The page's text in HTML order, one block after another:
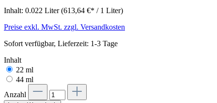
Inhalt: 0.022 Liter(613,64 €* / 1 Liter)
Preise exkl. MwSt. zzgl. Versandkosten
Sofort verfügbar, Lieferzeit: 1-3 Tage
Inhalt
22 ml
44 ml
Anzahl